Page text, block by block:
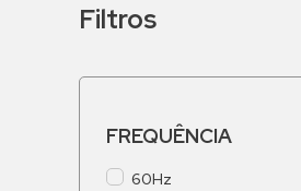
Filtros
FREQUÊNCIA
60Hz